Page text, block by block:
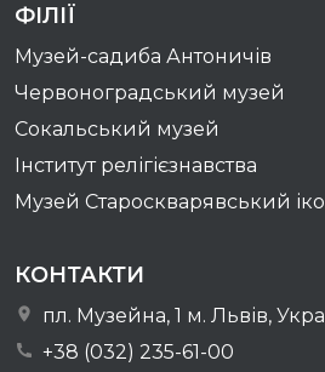
ФІЛІЇ
Музей-садиба Антоничів
Червоноградський музей
Сокальський музей
Інститут релігієзнавства
Музей Староскварявський
КОНТАКТИ
пл. Музейна, 1 м. Львів,
+38 (032) 235-61-00